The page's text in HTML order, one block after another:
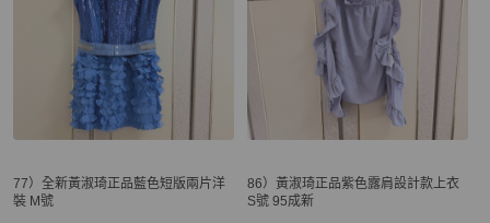
77）全新黃淑琦正品藍色短版兩片洋
裝 M號
86）黃淑琦正品紫色露肩設計款上衣
S號 95成新